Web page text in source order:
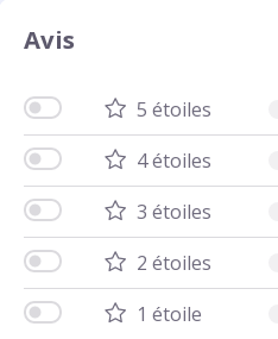
Avis
5 étoiles
4 étoiles
3 étoiles
2 étoiles
1 étoile